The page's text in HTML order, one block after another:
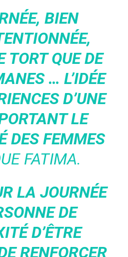
BIEN
TORT QUE DE
… L’IDÉE
D’UNE
LE
DES FEMMES
FATIMA.
LA JOURNÉE
DE
D’ÊTRE
RENFORCER